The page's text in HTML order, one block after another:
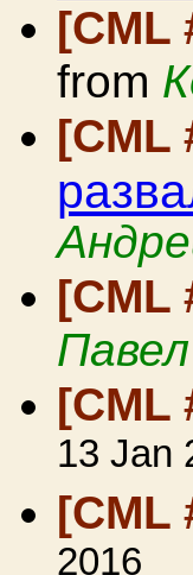
[CML
from
[CML
[CML
[CML
13 Jan
[CML